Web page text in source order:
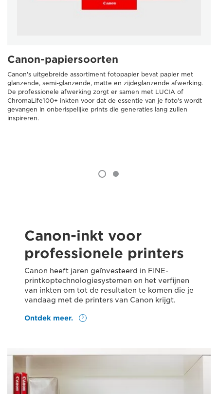
Canon-papiersoorten
Canon's uitgebreide assortiment fotopapier bevat papier met
glanzende, semi-glanzende, matte en zijdeglanzende afwerking.
De professionele afwerking zorgt er samen met LUCIA of
ChromaLife100+ inkten voor dat de essentie van je foto's wordt
gevangen in onberispelijke prints die generaties lang zullen
inspireren.
Canon-inkt voor
professionele printers
Canon heeft jaren geïnvesteerd in FINE-
printkoptechnologiesystemen en het verfijnen
van inkten om tot de resultaten te komen die je
vandaag met de printers van Canon krijgt.
Ontdek meer.